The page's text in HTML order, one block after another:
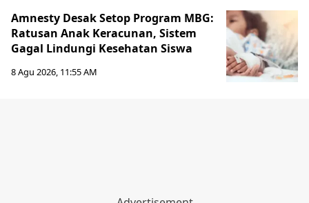
Amnesty Desak Setop Program MBG:
Ratusan Anak Keracunan, Sistem
Gagal Lindungi Kesehatan Siswa
8 Agu 2026, 11:55 AM